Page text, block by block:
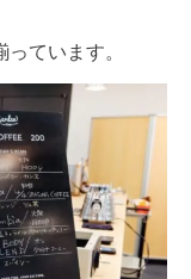
ています。